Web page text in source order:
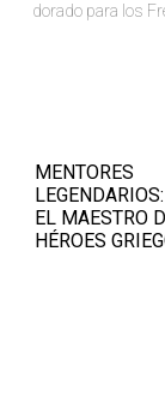
dorado para los
MENTORES
EL MAESTRO
HÉROES